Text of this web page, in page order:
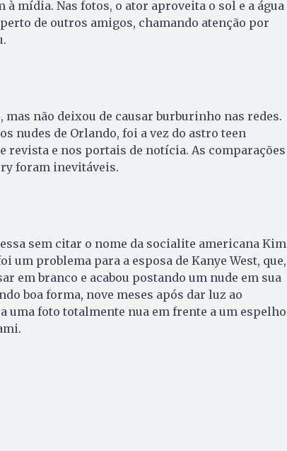
à mídia. Nas fotos, o ator aproveita o sol e a água
de outros amigos, chamando atenção por
não deixou de causar burburinho nas redes.
nudes de Orlando, foi a vez do astro teen
revista e nos portais de notícia. As comparações
foram inevitáveis.
sem citar o nome da socialite americana Kim
um problema para a esposa de Kanye West, que,
em branco e acabou postando um nude em sua
boa forma, nove meses após dar luz ao
uma foto totalmente nua em frente a um espelho